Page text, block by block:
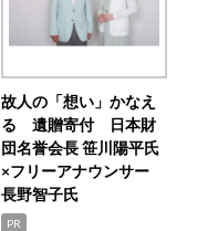
故人の「想い」かなえ
る 遺贈寄付 日本財
団名誉会長 笹川陽平氏
×フリーアナウンサー
長野智子氏
PR